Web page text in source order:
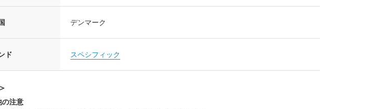
デンマーク
ド スペシフィック
注意